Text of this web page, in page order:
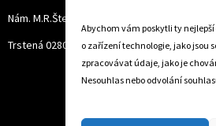
Abychom vám poskytli ty
o zařízení technologie, jako jsou
zpracovávat údaje, jako je
Nesouhlas nebo odvolání
Nám. M.R.Štefanika 518,
Trstená 02801